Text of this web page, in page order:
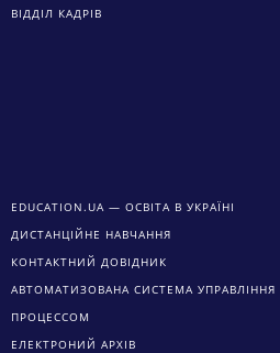
ВІДДІЛ КАДРІВ
EDUCATION.UA — ОСВІТА В УКРАЇНІ
ДИСТАНЦІЙНЕ НАВЧАННЯ
КОНТАКТНИЙ ДОВІДНИК
АВТОМАТИЗОВАНА СИСТЕМА
ПРОЦЕССОМ
ЕЛЕКТРОНИЙ АРХІВ